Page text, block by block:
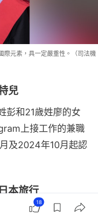
際元素，具一定嚴重性。（司法機
兒
彭和21歲姓廖的女
上接工作的兼職
及2024年10月起認
本旅行
告在尖沙咀一起吃晚
18